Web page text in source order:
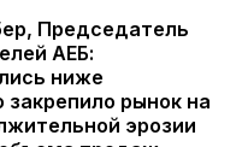
Председатель
АЕБ:
ниже
рынок на
эрозии